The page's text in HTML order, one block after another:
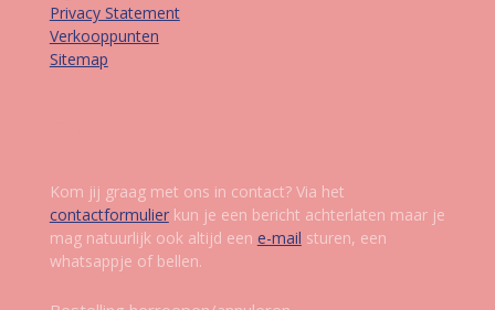
Privacy Statement
Verkooppunten
Sitemap
Kom jij graag met ons in contact? Via het
contactformulierkun je een bericht achterlaten maar je
mag natuurlijk ook altijd een e-mail sturen, een
whatsappje of bellen.